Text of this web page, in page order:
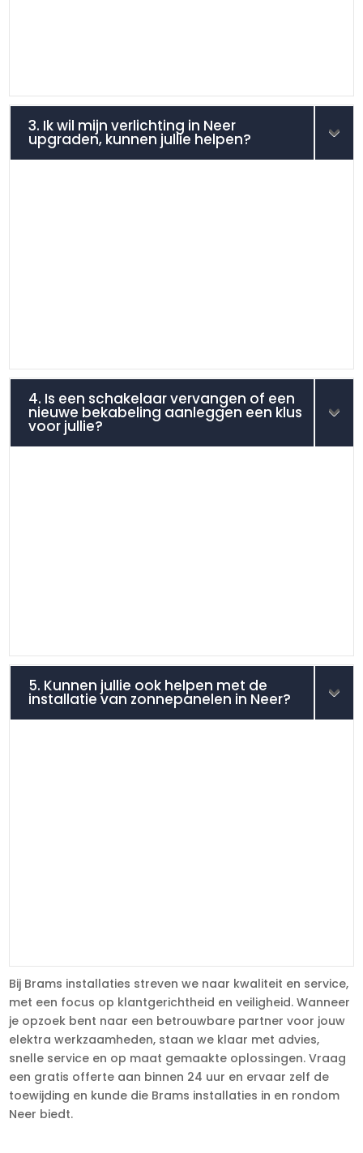
3. Ik wil mijn verlichting in Neer
upgraden, kunnen jullie helpen?
4. Is een schakelaar vervangen of een
nieuwe bekabeling aanleggen een klus
voor jullie?
5. Kunnen jullie ook helpen met de
installatie van zonnepanelen in Neer?
Bij Brams installaties streven we naar kwaliteit en service,
met een focus op klantgerichtheid en veiligheid. Wanneer
je opzoek bent naar een betrouwbare partner voor jouw
elektra werkzaamheden, staan we klaar met advies,
snelle service en op maat gemaakte oplossingen. Vraag
een gratis offerte aan binnen 24 uur en ervaar zelf de
toewijding en kunde die Brams installaties in en rondom
Neer biedt.